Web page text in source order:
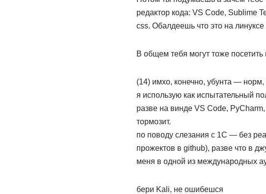
редактор кода: VS Code, Sublime
css. Обалдеешь что это на
В общем тебя могут тоже
(14) имхо, конечно, убунта —
я использую как испытательный
разве на винде VS Code,
тормозит.
по поводу слезания с 1С — без
прожектов в github), разве что в
меня в одной из международных
бери Kali, не ошибешся